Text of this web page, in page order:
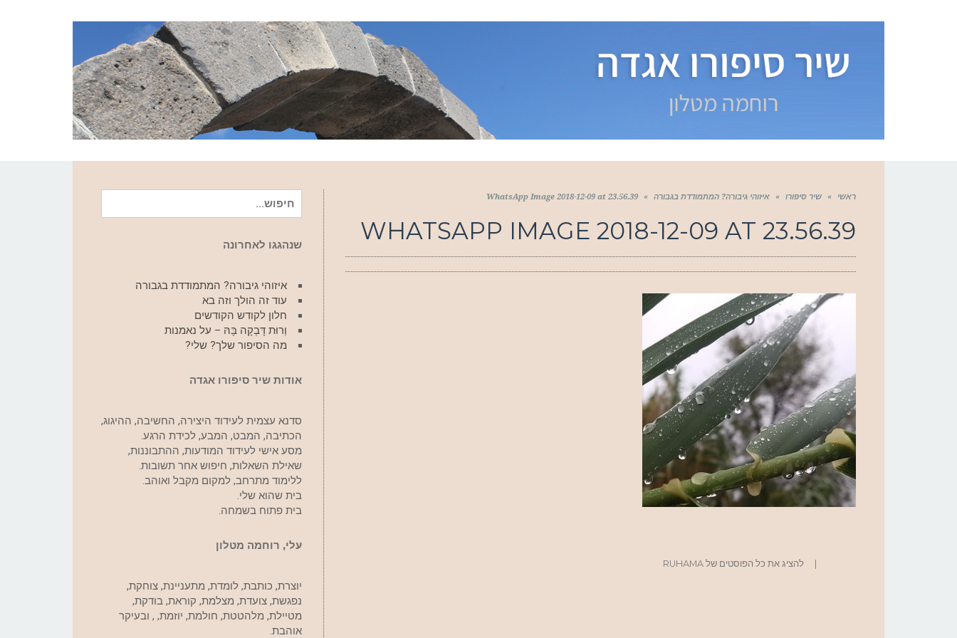
ראשי » שיר סיפורו » איזוהי גיבורה? המתמודדת בגבורה »
WhatsApp Image 2018-12-09 at 23.56.39
WHATSAPP IMAGE 2018-12-09 AT 23.56.39
להציג את כל הפוסטים של RUHAMA
עבור:
שנהגגו לאחרונה
איזוהי גיבורה? המתמודדת בגבורה
עוד זה הולך וזה בא
חלון לקודש הקודשים
וְרוּת דָּבְקָה בָּהּ – על נאמנות
מה הסיפור שלך? שלי?
אודות שיר סיפורו אגדה
סדנא עצמית לעידוד היצירה, החשיבה, ההיגוג,
הכתיבה, המבט, המבע, לכידת הרגע.
מסע אישי לעידוד המודעות, ההתבוננות,
שאילת השאלות, חיפוש אחר תשובות.
ללימוד מתרחב, למקום מקבל ואוהב.
בית שהוא שלי.
בית פתוח בשמחה.
עלי, רוחמה מטלון
יוצרת, כותבת, לומדת, מתעניינת, צוחקת,
נפגשת, צועדת, מצלמת, קוראת, בודקת,
מטיילת, מלהטטת, חולמת, יוזמת, , ובעיקר
אוהבת.